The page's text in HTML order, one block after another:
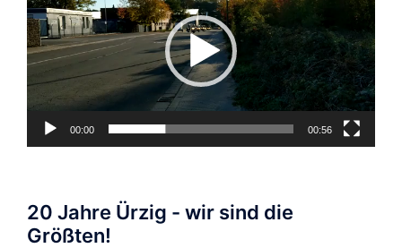
00:00 00:56
20 Jahre Ürzig - wir sind die
Größten!